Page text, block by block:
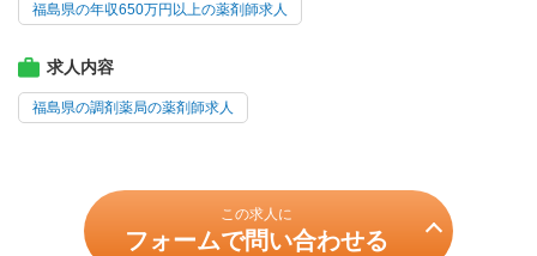
福島県の年収650万円以上の薬剤師求人
求人内容
福島県の調剤薬局の薬剤師求人
この求人に
フォームで問い合わせる